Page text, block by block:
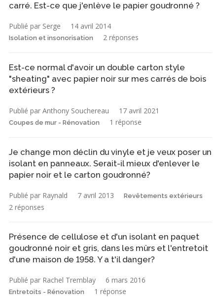
carré. Est-ce que j'enlève le papier goudronné ?
Publié par Serge 14 avril 2014
Isolation et insonorisation 2 réponses
Est-ce normal d'avoir un double carton style
"sheating" avec papier noir sur mes carrés de bois
extérieurs ?
Publié par Anthony Souchereau 17 avril 2021
Coupes de mur - Rénovation 1 réponse
Je change mon déclin du vinyle et je veux poser un
isolant en panneaux. Serait-il mieux d'enlever le
papier noir et le carton goudronné?
Publié par Raynald 7 avril 2013 Revêtements extérieurs
2 réponses
Présence de cellulose et d'un isolant en paquet
goudronné noir et gris, dans les mûrs et l'entretoit
d'une maison de 1958. Y a t'il danger?
Publié par Rachel Tremblay 6 mars 2016
Entretoits - Rénovation 1 réponse